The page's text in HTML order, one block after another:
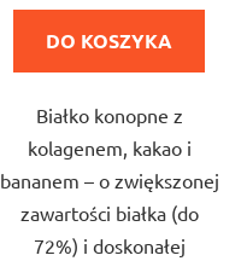
na
DO KOSZYKA
Białko konopne z
kolagenem, kakao i
bananem – o zwiększonej
zawartości białka (do
72%) i doskonałej